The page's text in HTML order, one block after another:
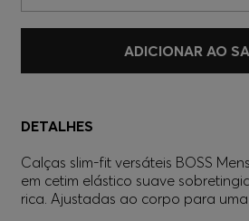
ADICIONAR AO
DETALHES
Calças slim-fit versáteis BOSS
em cetim elástico suave
rica. Ajustadas ao corpo para